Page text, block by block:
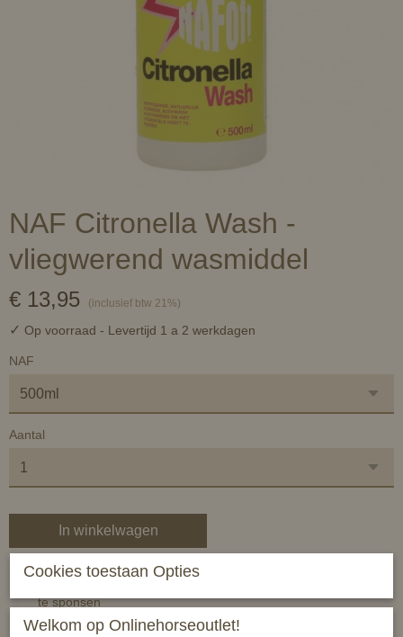
NAF Citronella Wash -
vliegwerend wasmiddel
€ 13,95 (inclusief btw 21%)
✓ Op voorraad - Levertijd 1 a 2 werkdagen
NAF
Aantal
In winkelwagen
aangenaam, fris geurende citronella wash om je paard mee af
te sponsen
fijne verfrissing na het rijden of als extra wellness moment
Cookies toestaan Opties
Welkom op Onlinehorseoutlet!